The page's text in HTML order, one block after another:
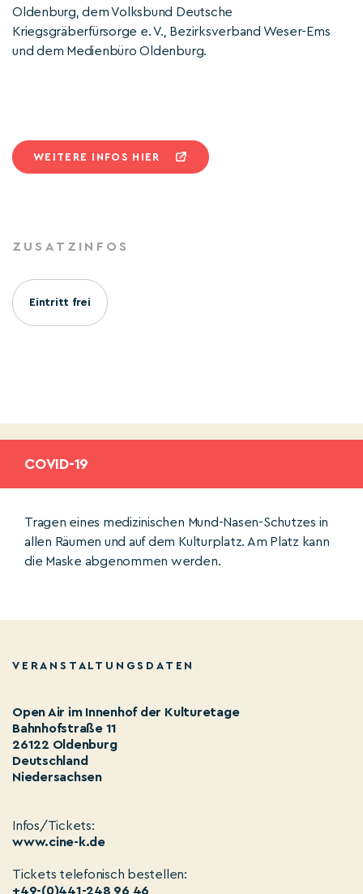
Oldenburg, dem Volksbund Deutsche
Kriegsgräberfürsorge e. V., Bezirksverband Weser-Ems
und dem Medienbüro Oldenburg.
WEITERE INFOS HIER
ZUSATZINFOS
Eintritt frei
COVID-19
Tragen eines medizinischen Mund-Nasen-Schutzes in
allen Räumen und auf dem Kulturplatz. Am Platz kann
die Maske abgenommen werden.
VERANSTALTUNGSDATEN
Open Air im Innenhof der Kulturetage
Bahnhofstraße 11
26122 Oldenburg
Deutschland
Niedersachsen
Infos/Tickets:
www.cine-k.de
Tickets telefonisch bestellen:
+49-(0)441-248 96 46